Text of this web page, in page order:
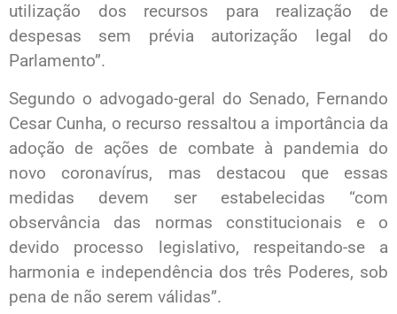
utilização dos recursos para realização de
despesas sem prévia autorização legal do
Parlamento”.
Segundo o advogado-geral do Senado, Fernando
Cesar Cunha, o recurso ressaltou a importância da
adoção de ações de combate à pandemia do
novo coronavírus, mas destacou que essas
medidas devem ser estabelecidas “com
observância das normas constitucionais e o
devido processo legislativo, respeitando-se a
harmonia e independência dos três Poderes, sob
pena de não serem válidas”.